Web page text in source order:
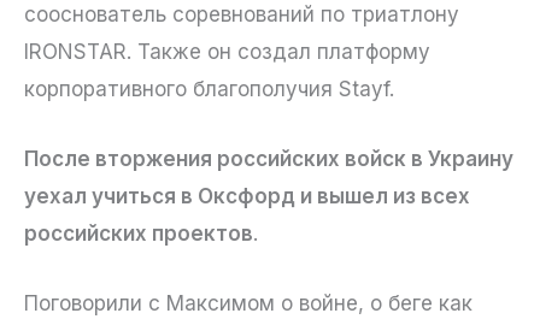
сооснователь соревнований по триатлону
IRONSTAR. Также он создал платформу
корпоративного благополучия Stayf.
После вторжения российских войск в Украину
уехал учиться в Оксфорд и вышел из всех
российских проектов.
Поговорили с Максимом о войне, о беге как